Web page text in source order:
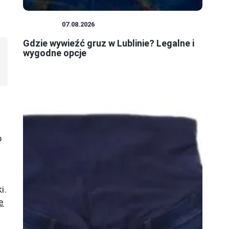
07.08.2026
Gdzie wywieźć gruz w Lublinie? Legalne i
wygodne opcje